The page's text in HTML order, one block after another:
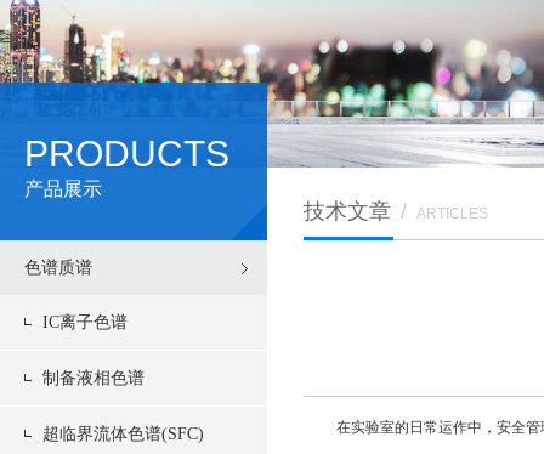
PRODUCTS
产品展示
色谱质谱
IC离子色谱
制备液相色谱
超临界流体色谱(SFC)
技术文章 / ARTICLES
在实验室的日常运作中，安全管理